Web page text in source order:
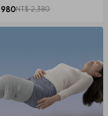
NT$ 2,380